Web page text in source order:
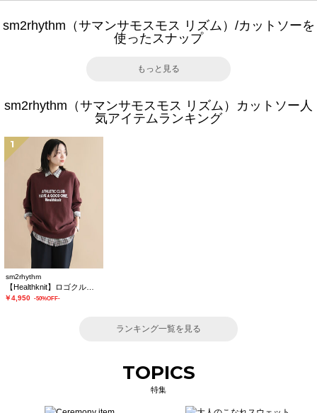
sm2rhythm（サマンサモスモス リズム）/カットソーを
使ったスナップ
もっと見る
sm2rhythm（サマンサモスモス リズム）カットソー人
気アイテムランキング
1
sm2rhythm
￥4,950 -50%OFF-
ランキング一覧を見る
TOPICS
特集